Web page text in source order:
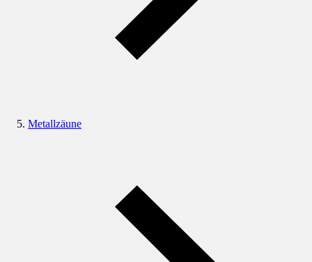
Metallzäune